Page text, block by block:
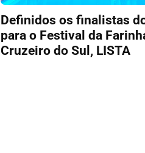
Definidos os finalistas
para o Festival da
Cruzeiro do Sul, LISTA